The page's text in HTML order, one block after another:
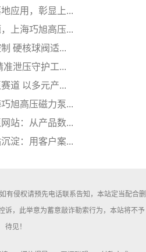
应用，彰显上...
上海巧旭高压...
硬核球阀适...
泄压守护工...
道 以多元产...
旭高压磁力泵...
站：从产品数...
淀：用客户案...
有侵权请预先电话联系告知，本站定当配合删
诉，此举意为蓄意敲诈勒索行为，本站将不予
待见！